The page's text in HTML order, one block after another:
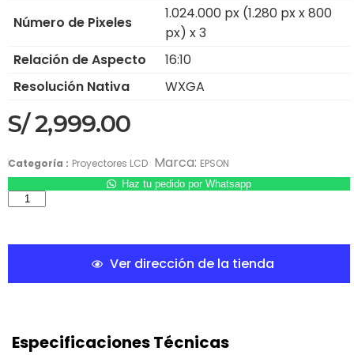
Número de Pixeles
1.024.000 px (1.280 px x 800
px) x 3
Relación de Aspecto
16:10
Resolución Nativa
WXGA
S/2,999.00
Categoría : Proyectores LCD Marca: EPSON
Haz tu pedido por Whatsapp
Ver dirección de la tienda
Especificaciones Técnicas